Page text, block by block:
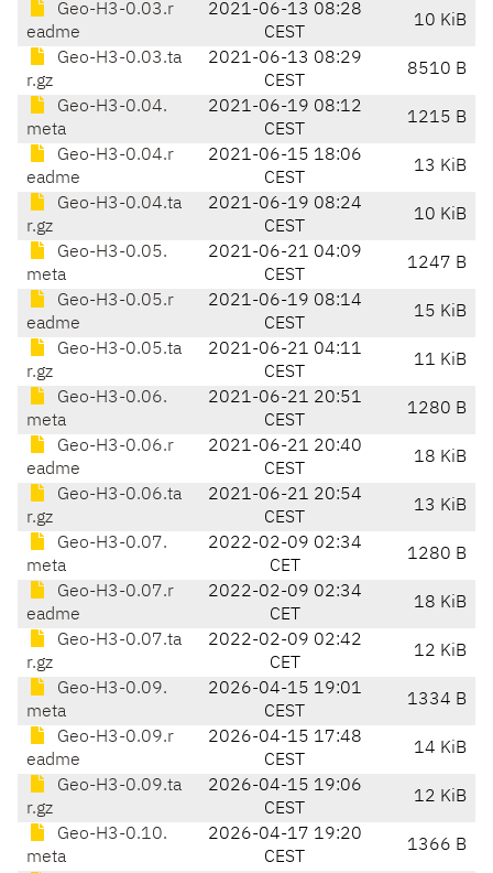
Geo-H3-0.03.r
eadme
2021-06-13 08:28
CEST
10 KiB
Geo-H3-0.03.ta
r.gz
2021-06-13 08:29
CEST
8510 B
Geo-H3-0.04.
meta
2021-06-19 08:12
CEST
1215 B
Geo-H3-0.04.r
eadme
2021-06-15 18:06
CEST
13 KiB
Geo-H3-0.04.ta
r.gz
2021-06-19 08:24
CEST
10 KiB
Geo-H3-0.05.
meta
2021-06-21 04:09
CEST
1247 B
Geo-H3-0.05.r
eadme
2021-06-19 08:14
CEST
15 KiB
Geo-H3-0.05.ta
r.gz
2021-06-21 04:11
CEST
11 KiB
Geo-H3-0.06.
meta
2021-06-21 20:51
CEST
1280 B
Geo-H3-0.06.r
eadme
2021-06-21 20:40
CEST
18 KiB
Geo-H3-0.06.ta
r.gz
2021-06-21 20:54
CEST
13 KiB
Geo-H3-0.07.
meta
2022-02-09 02:34
CET
1280 B
Geo-H3-0.07.r
eadme
2022-02-09 02:34
CET
18 KiB
Geo-H3-0.07.ta
r.gz
2022-02-09 02:42
CET
12 KiB
Geo-H3-0.09.
meta
2026-04-15 19:01
CEST
1334 B
Geo-H3-0.09.r
eadme
2026-04-15 17:48
CEST
14 KiB
Geo-H3-0.09.ta
r.gz
2026-04-15 19:06
CEST
12 KiB
Geo-H3-0.10.
meta
2026-04-17 19:20
CEST
1366 B